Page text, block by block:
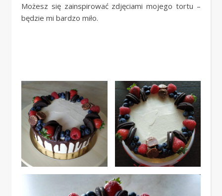
Możesz się zainspirować zdjęciami mojego tortu –
będzie mi bardzo miło.